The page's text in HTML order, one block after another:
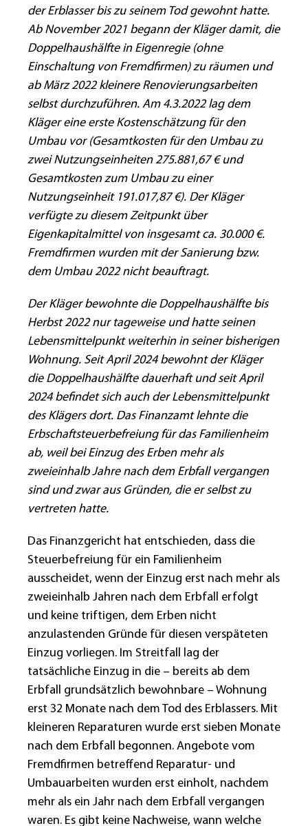
der Erblasser bis zu seinem Tod gewohnt hatte.
Ab November 2021 begann der Kläger damit, die
Doppelhaushälfte in Eigenregie (ohne
Einschaltung von Fremdfirmen) zu räumen und
ab März 2022 kleinere Renovierungsarbeiten
selbst durchzuführen. Am 4.3.2022 lag dem
Kläger eine erste Kostenschätzung für den
Umbau vor (Gesamtkosten für den Umbau zu
zwei Nutzungseinheiten 275.881,67 € und
Gesamtkosten zum Umbau zu einer
Nutzungseinheit 191.017,87 €). Der Kläger
verfügte zu diesem Zeitpunkt über
Eigenkapitalmittel von insgesamt ca. 30.000 €.
Fremdfirmen wurden mit der Sanierung bzw.
dem Umbau 2022 nicht beauftragt.
Der Kläger bewohnte die Doppelhaushälfte bis
Herbst 2022 nur tageweise und hatte seinen
Lebensmittelpunkt weiterhin in seiner bisherigen
Wohnung. Seit April 2024 bewohnt der Kläger
die Doppelhaushälfte dauerhaft und seit April
2024 befindet sich auch der Lebensmittelpunkt
des Klägers dort. Das Finanzamt lehnte die
Erbschaftsteuerbefreiung für das Familienheim
ab, weil bei Einzug des Erben mehr als
zweieinhalb Jahre nach dem Erbfall vergangen
sind und zwar aus Gründen, die er selbst zu
vertreten hatte.
Das Finanzgericht hat entschieden, dass die
Steuerbefreiung für ein Familienheim
ausscheidet, wenn der Einzug erst nach mehr als
zweieinhalb Jahren nach dem Erbfall erfolgt
und keine triftigen, dem Erben nicht
anzulastenden Gründe für diesen verspäteten
Einzug vorliegen. Im Streitfall lag der
tatsächliche Einzug in die – bereits ab dem
Erbfall grundsätzlich bewohnbare – Wohnung
erst 32 Monate nach dem Tod des Erblassers. Mit
kleineren Reparaturen wurde erst sieben Monate
nach dem Erbfall begonnen. Angebote vom
Fremdfirmen betreffend Reparatur- und
Umbauarbeiten wurden erst einholt, nachdem
mehr als ein Jahr nach dem Erbfall vergangen
waren. Es gibt keine Nachweise, wann welche